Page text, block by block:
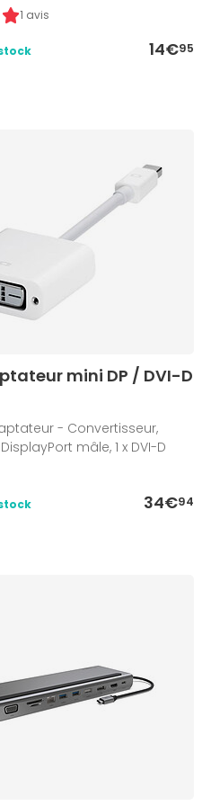
1 avis
14€95
mini DP / DVI-D
- Convertisseur,
mâle, 1 x DVI-D
34€94